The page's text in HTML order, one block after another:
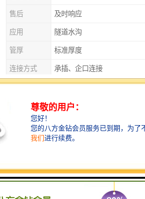
售后 及时响应
应用 隧道水沟
管厚 标准厚度
连接方式 承插、企口连接
产品特性 排污
产品种类 平口管、企口管、承插口管、
实心砌块
125
衡水水泥管注重环保和可持续发展。
家严格控制废弃物的处理和原材料的消